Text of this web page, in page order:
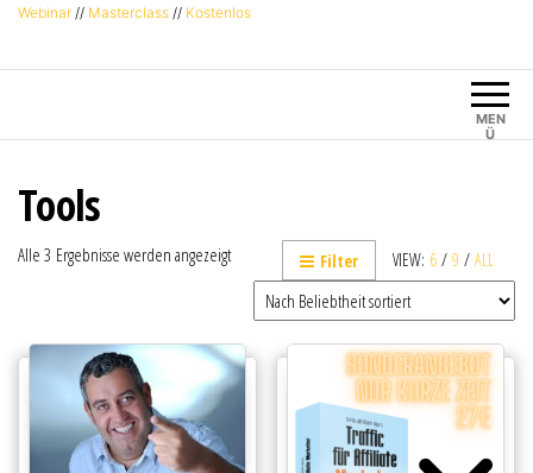
Webinar // Masterclass // Kostenlos
MEN
Ü
Tools
VIEW: 6 / 9 / ALL
Filter
Alle 3 Ergebnisse werden angezeigt